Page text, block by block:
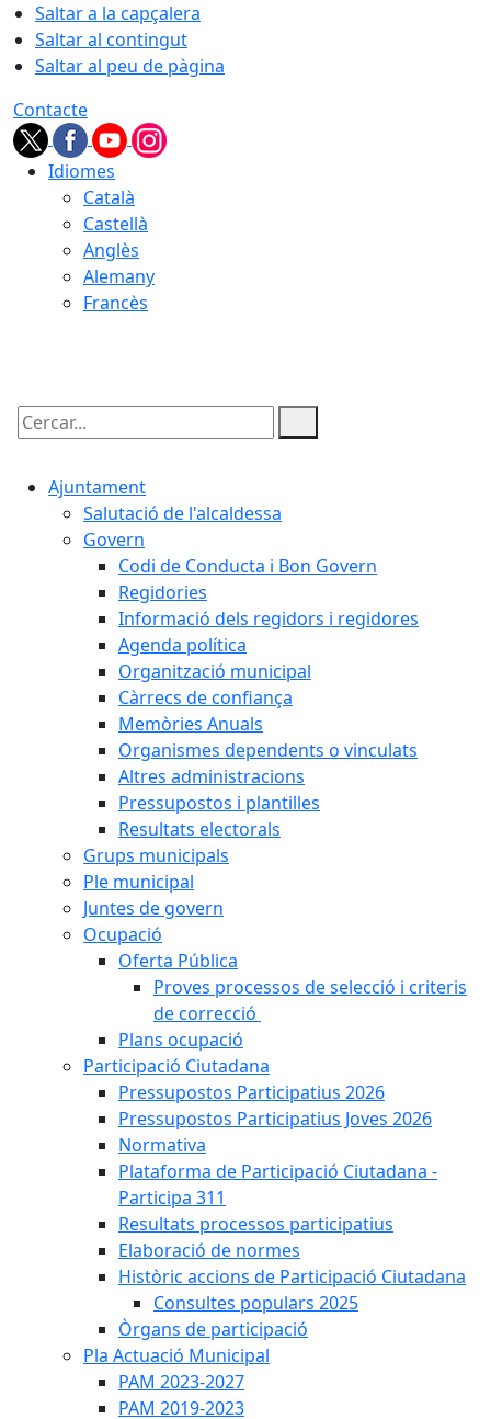
Saltar a la capçalera
Saltar al contingut
Saltar al peu de pàgina
Contacte
Idiomes
Català
Castellà
Anglès
Alemany
Francès
Cercar:
Ajuntament
Salutació de l'alcaldessa
Govern
Codi de Conducta i Bon Govern
Regidories
Informació dels regidors i regidores
Agenda política
Organització municipal
Càrrecs de confiança
Memòries Anuals
Organismes dependents o vinculats
Altres administracions
Pressupostos i plantilles
Resultats electorals
Grups municipals
Ple municipal
Juntes de govern
Ocupació
Oferta Pública
Proves processos de selecció i criteris
de correcció
Plans ocupació
Participació Ciutadana
Pressupostos Participatius 2026
Pressupostos Participatius Joves 2026
Normativa
Plataforma de Participació Ciutadana -
Participa 311
Resultats processos participatius
Elaboració de normes
Històric accions de Participació Ciutadana
Consultes populars 2025
Òrgans de participació
Pla Actuació Municipal
PAM 2023-2027
PAM 2019-2023